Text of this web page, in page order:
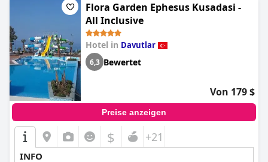
Flora Garden Ephesus Kusadasi -
All Inclusive
Hotel in Davutlar
6,3 Bewertet
Von 179 $
Preise anzeigen
$ +21
INFO